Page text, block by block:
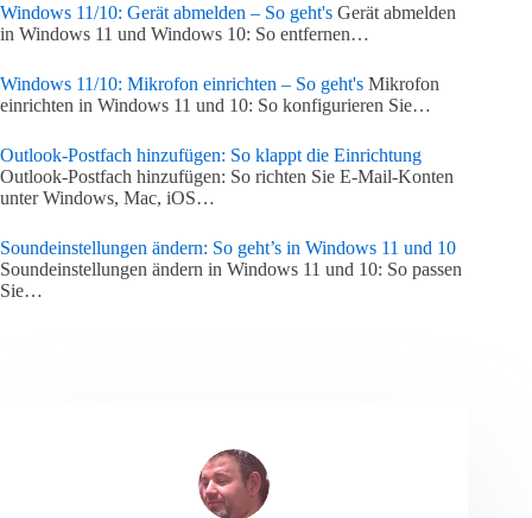
Windows 11/10: Gerät abmelden – So geht's Gerät abmelden
in Windows 11 und Windows 10: So entfernen…
Windows 11/10: Mikrofon einrichten – So geht's Mikrofon
einrichten in Windows 11 und 10: So konfigurieren Sie…
Outlook-Postfach hinzufügen: So klappt die Einrichtung
Outlook-Postfach hinzufügen: So richten Sie E-Mail-Konten
unter Windows, Mac, iOS…
Soundeinstellungen ändern: So geht’s in Windows 11 und 10
Soundeinstellungen ändern in Windows 11 und 10: So passen
Sie…